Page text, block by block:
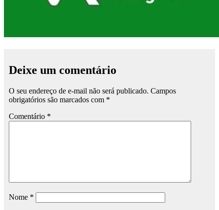
Deixe um comentário
O seu endereço de e-mail não será publicado. Campos
obrigatórios são marcados com *
Comentário *
Nome *